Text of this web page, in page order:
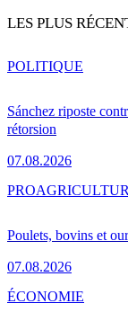
LES PLUS
Sánchez riposte
rétorsion
07.08.2026
POLITIQUE
Poulets, bovins et
07.08.2026
PRO
ÉCONOMIE